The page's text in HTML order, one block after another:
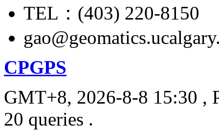
TEL：(403) 220-8150
CPGPS
GMT+8, 2026-8-8 15:30 ,
20 queries .